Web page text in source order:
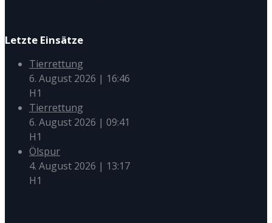
Letzte Einsätze
Tierrettung
6. August 2026 | 16:46
H1
Tierrettung
6. August 2026 | 09:41
H1
Ölspur
4. August 2026 | 13:17
H1